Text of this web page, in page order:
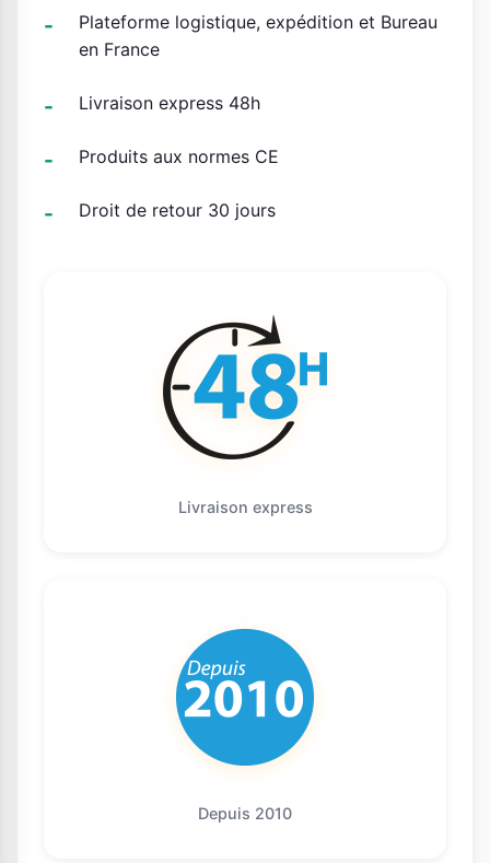
Plateforme logistique, expédition et Bureau
en France
Livraison express 48h
Produits aux normes CE
Droit de retour 30 jours
Livraison express
Depuis 2010